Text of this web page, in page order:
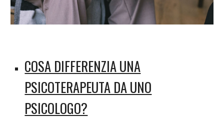
COSA DIFFERENZIA UNA
PSICOTERAPEUTA DA UNO
PSICOLOGO?